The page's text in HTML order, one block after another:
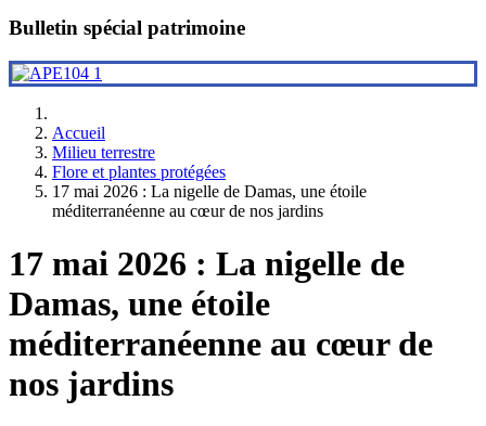
Bulletin spécial patrimoine
Accueil
Milieu terrestre
Flore et plantes protégées
17 mai 2026 : La nigelle de Damas, une étoile
méditerranéenne au cœur de nos jardins
17 mai 2026 : La nigelle de
Damas, une étoile
méditerranéenne au cœur de
nos jardins